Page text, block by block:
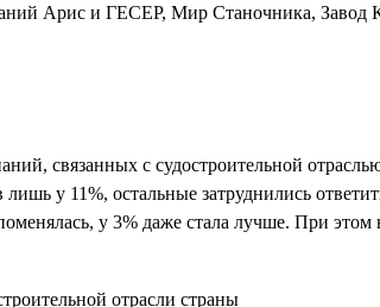
Арис и ГЕСЕР, Мир Станочника, Завод
связанных с судостроительной
у 11%, остальные затруднились
у 3% даже стала лучше. При этом